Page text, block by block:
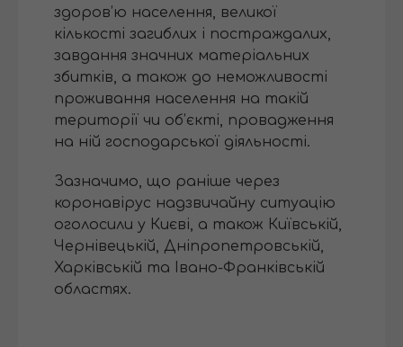
здоров’ю населення, великої
кількості загиблих і постраждалих,
завдання значних матеріальних
збитків, а також до неможливості
проживання населення на такій
території чи об’єкті, провадження
на ній господарської діяльності.
Зазначимо, що раніше через
коронавірус надзвичайну ситуацію
оголосили у Києві, а також Київській,
Чернівецькій, Дніпропетровській,
Харківській та Івано-Франківській
областях.